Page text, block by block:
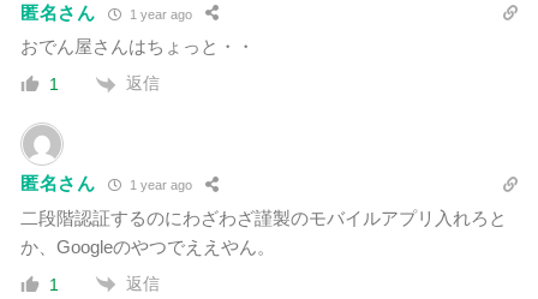
匿名さん 1 year ago
おでん屋さんはちょっと・・
1 返信
匿名さん 1 year ago
二段階認証するのにわざわざ謹製のモバイルアプリ入れろと
か、Googleのやつでええやん。
1 返信